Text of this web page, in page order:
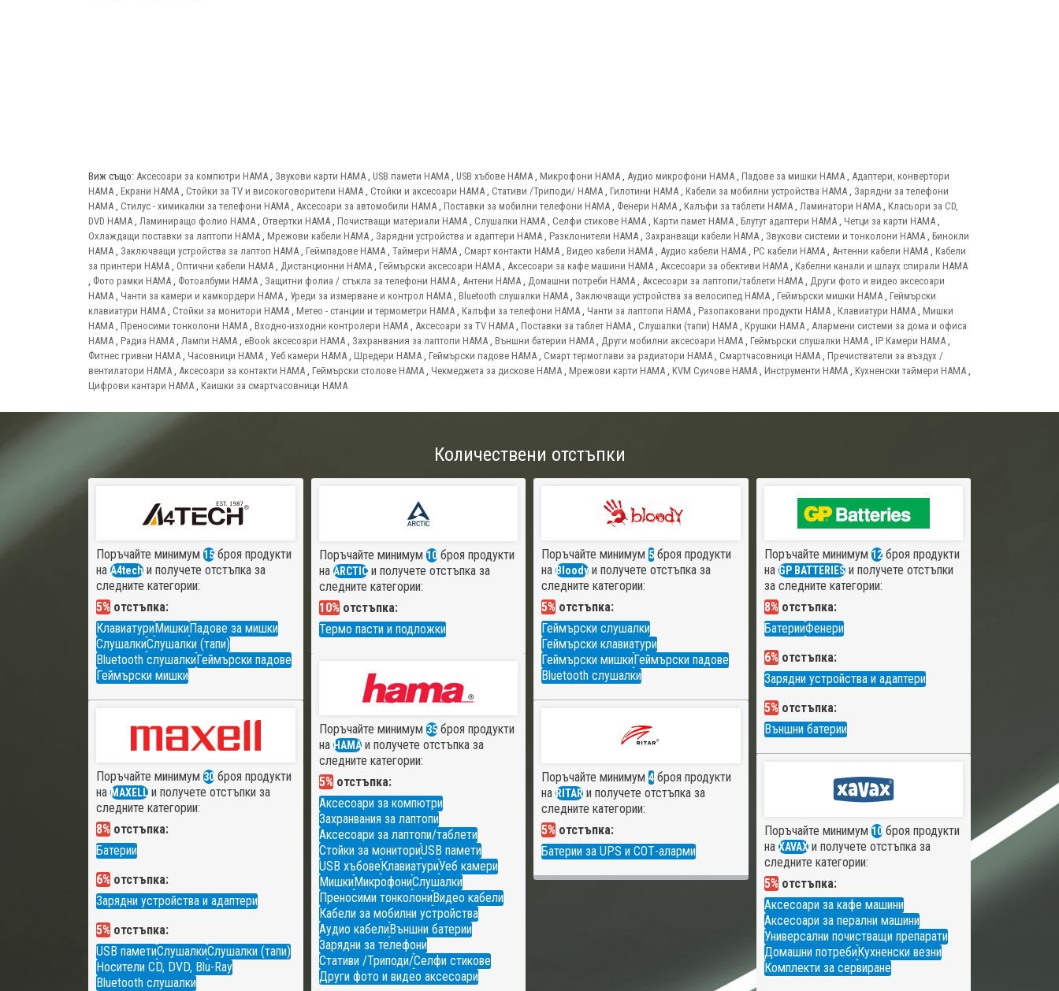
Виж също: Аксесоари за компютри HAMA Звукови карти HAMA USB памети HAMA USB хъбове HAMA Микрофони HAMA Аудио микрофони HAMA Падове за мишки HAMA
Адаптери, конвертори
HAMA
Екрани HAMA Стойки за TV и високоговорители HAMA Стойки и аксесоари HAMA Стативи /Триподи/ HAMA Гилотини HAMA Кабели за мобилни устройства HAMA
Зарядни за телефони
HAMA
Стилус - химикалки за телефони HAMA Аксесоари за автомобили HAMA Поставки за мобилни телефони HAMA Фенери HAMA Калъфи за таблети HAMA Ламинатори HAMA
Класьори за CD,
DVD HAMA
Ламиниращо фолио HAMA Отвертки HAMA Почистващи материали HAMA Слушалки HAMA Селфи стикове HAMA Карти памет HAMA Блутут адаптери HAMA Четци за карти HAMA
Охлаждащи поставки за лаптопи HAMA
Мрежови кабели HAMA Зарядни устройства и адаптери HAMA Разклонители HAMA Захранващи кабели HAMA Звукови системи и тонколони HAMA Бинокли
HAMA
Заключващи устройства за лаптоп HAMA Геймпадове HAMA Таймери HAMA Смарт контакти HAMA Видео кабели HAMA Аудио кабели HAMA PC кабели HAMA Антенни кабели HAMA
Кабели
за принтери HAMA
Оптични кабели HAMA Дистанционни HAMA Геймърски аксесоари HAMA Аксесоари за кафе машини HAMA Аксесоари за обективи HAMA
Кабелни канали и шлаух спирали HAMA
Фото рамки HAMA Фотоалбуми HAMA Защитни фолиа / стъкла за телефони HAMA Антени HAMA Домашни потреби HAMA Аксесоари за лаптопи/таблети HAMA
Други фото и видео аксесоари
HAMA
Чанти за камери и камкордери HAMA Уреди за измерване и контрол HAMA Bluetooth слушалки HAMA Заключващи устройства за велосипед HAMA Геймърски мишки HAMA
Геймърски
клавиатури HAMA
Стойки за монитори HAMA Метео - станции и термометри HAMA Калъфи за телефони HAMA Чанти за лаптопи HAMA Разопаковани продукти HAMA Клавиатури HAMA
Мишки
HAMA
Преносими тонколони HAMA Входно-изходни контролери HAMA Аксесоари за TV HAMA Поставки за таблет HAMA Слушалки (тапи) HAMA Крушки HAMA
Алармени системи за дома и офиса
HAMA
Радиа HAMA Лампи HAMA eBook аксесоари HAMA Захранвания за лаптопи HAMA Външни батерии HAMA Други мобилни аксесоари HAMA Геймърски слушалки HAMA IP Камери HAMA
Фитнес гривни HAMA
Часовници HAMA Уеб камери HAMA Шредери HAMA Геймърски падове HAMA Смарт термоглави за радиатори HAMA Смартчасовници HAMA
Пречистватели за въздух /
вентилатори HAMA
Аксесоари за контакти HAMA Геймърски столове HAMA Чекмеджета за дискове HAMA Мрежови карти HAMA KVM Суичове HAMA Инструменти HAMA Кухненски таймери HAMA
Цифрови кантари HAMA
Каишки за смартчасовници HAMA
Количествени отстъпки
Поръчайте минимум 15 броя продукти
на A4tech и получете отстъпка за
следните категории:
5% отстъпка:
КлавиатуриМишкиПадове за мишки
СлушалкиСлушалки (тапи)
Bluetooth слушалкиГеймърски падове
Геймърски мишки
Поръчайте минимум 10броя продукти
на ARCTICи получете отстъпка за
следните категории:
10% отстъпка:
Термо пасти и подложки
Поръчайте минимум 5 броя продукти
на Bloody и получете отстъпка за
следните категории:
5% отстъпка:
Геймърски слушалки
Геймърски клавиатури
Геймърски мишкиГеймърски падове
Bluetooth слушалки
Поръчайте минимум 12броя продукти
на GP BATTERIESи получете отстъпки
за следните категории:
8% отстъпка:
БатерииФенери
6% отстъпка:
Зарядни устройства и адаптери
5% отстъпка:
Външни батерии
Поръчайте минимум 35броя продукти
на HAMAи получете отстъпка за
следните категории:
5% отстъпка:
Аксесоари за компютри
Захранвания за лаптопи
Аксесоари за лаптопи/таблети
Стойки за мониториUSB памети
USB хъбовеКлавиатуриУеб камери
МишкиМикрофониСлушалки
Преносими тонколониВидео кабели
Кабели за мобилни устройства
Аудио кабелиВъншни батерии
Зарядни за телефони
Стативи /Триподи/Селфи стикове
Други фото и видео аксесоари
Поръчайте минимум 30 броя продукти
на MAXELL и получете отстъпки за
следните категории:
8% отстъпка:
Батерии
6% отстъпка:
Зарядни устройства и адаптери
5% отстъпка:
USB паметиСлушалкиСлушалки (тапи)
Носители CD, DVD, Blu-Ray
Bluetooth слушалки
Поръчайте минимум 4 броя продукти
на RITAR и получете отстъпка за
следните категории:
5% отстъпка:
Батерии за UPS и СОТ-аларми
Поръчайте минимум 10броя продукти
на XAVAXи получете отстъпка за
следните категории:
5% отстъпка:
Аксесоари за кафе машини
Аксесоари за перални машини
Универсални почистващи препарати
Домашни потребиКухненски везни
Комплекти за сервиране